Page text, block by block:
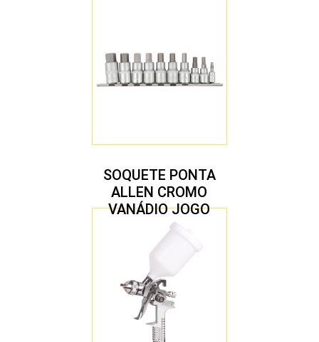
SOQUETE PONTA
ALLEN CROMO
VANÁDIO JOGO
COM 10 PEÇAS